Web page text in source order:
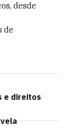
desde
de
e direitos